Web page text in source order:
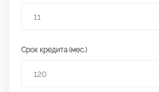
Срок кредита (мес.)